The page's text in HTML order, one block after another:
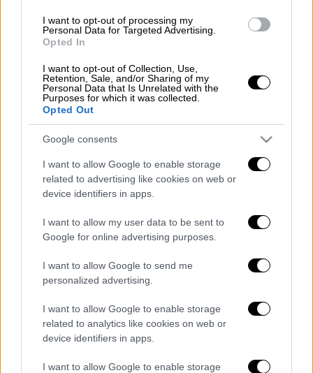
I want to opt-out of processing my
Personal Data for Targeted Advertising.
Opted In
I want to opt-out of Collection, Use,
Retention, Sale, and/or Sharing of my
Personal Data that Is Unrelated with the
Purposes for which it was collected.
Opted Out
Google consents
I want to allow Google to enable storage
related to advertising like cookies on web or
device identifiers in apps.
I want to allow my user data to be sent to
Google for online advertising purposes.
I want to allow Google to send me
personalized advertising.
I want to allow Google to enable storage
related to analytics like cookies on web or
device identifiers in apps.
I want to allow Google to enable storage
Συγκεκριμένα και όπως αναφέρει το
thestival.gr, το περιστατικό συνέβη στο
Λευκοχώρι, έξω από τηΘεσσαλονίκη, όταν οι
μαθητέςείχαν επισκεφθεί με το σχολείο
τους έναν πολυχώρο, στον οποίο υπάρχουν
και άλογα.
Το ζώο προκάλεσε στον ανήλικο τραύματα
στο πρόσωποκαι μεταφέρθηκε με
ασθενοφόρο στονοσοκομείο
Γεννηματάς», όπου και νοσηλεύεται.
στη σύλληψη της 53χρονης ιδιοκτήτριας της
επιχείρησηςκαι σε βάρος της σχηματίστηκε
δικογραφία για βαριά σωματική βλάβη από
αμέλεια και παράβαση της νομοθεσία περί
ζώων.